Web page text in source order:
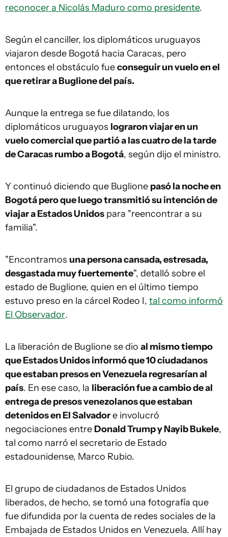
reconocer a Nicolás Maduro como presidente.
Según el canciller, los diplomáticos uruguayos
viajaron desde Bogotá hacia Caracas, pero
entonces el obstáculo fueconseguir un vuelo en el
que retirar a Buglione del país.
Aunque la entrega se fue dilatando, los
diplomáticos uruguayos lograron viajar en un
vuelo comercial que partió a las cuatro de la tarde
de Caracas rumbo a Bogotá, según dijo el ministro.
Y continuó diciendo que Buglione pasó la noche en
Bogotá pero que luego transmitió su intención de
viajar a Estados Unidos para "reencontrar a su
familia".
"Encontramos una persona cansada, estresada,
desgastada muy fuertemente", detalló sobre el
estado de Buglione, quien en el último tiempo
estuvo preso en la cárcel Rodeo I, tal como informó
El Observador.
La liberación de Buglione se dio al mismo tiempo
que Estados Unidos informó que 10 ciudadanos
que estaban presos en Venezuela regresarían al
país. En ese caso, la liberación fue a cambio de al
entrega de presos venezolanos que estaban
detenidos en El Salvadore involucró
negociaciones entre Donald Trump y Nayib Bukele,
tal como narró el secretario de Estado
estadounidense, Marco Rubio.
El grupo de ciudadanos de Estados Unidos
liberados, de hecho, se tomó una fotografía que
fue difundida por la cuenta de redes sociales de la
Embajada de Estados Unidos en Venezuela. Allí hay